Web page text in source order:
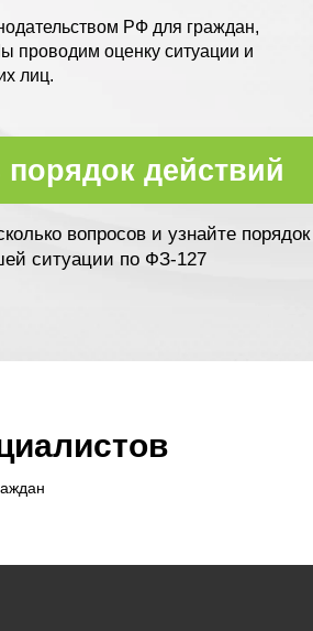
порядок действий
РФ для граждан,
проводим оценку ситуации и
лиц.
вопросов и узнайте порядок
ситуации по ФЗ-127